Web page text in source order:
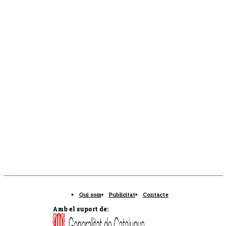
Qui som Publicitat Contacte
Amb el suport de: